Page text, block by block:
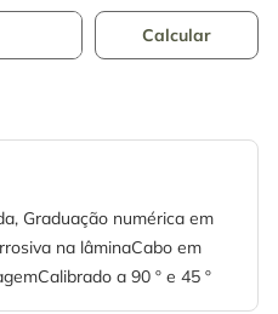
Graduação numérica em
na lâminaCabo em
a 90 º e 45 º